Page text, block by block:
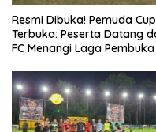
Resmi Dibuka! Pemuda
Terbuka: Peserta Datang
FC Menangi Laga